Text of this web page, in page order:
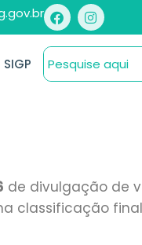
SIGP
de divulgação de
classificação